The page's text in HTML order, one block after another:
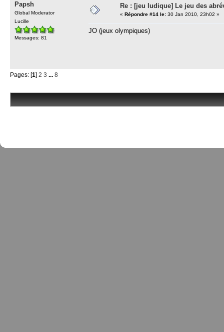
Papsh
Global Moderator
Lucille
Messages: 81
Re : [jeu ludique] Le jeu des
« Répondre #14 le: 30 Jan 2010, 23h02 »
JO (jeux olympiques)
Pages: [1] 2 3 ... 8